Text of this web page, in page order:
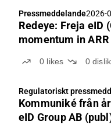
Pressmeddelande2026-
Redeye: Freja eID
momentum in
0 likes 0
Regulatoriskt
Kommuniké från
eID Group AB